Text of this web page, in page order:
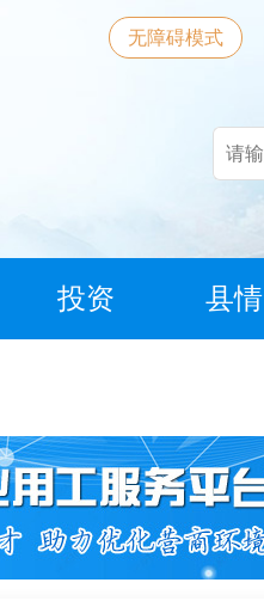
无障碍模式
投资 县情